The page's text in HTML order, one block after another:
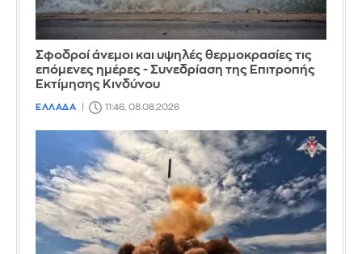
Σφοδροί άνεμοι και υψηλές θερμοκρασίες τις
επόμενες ημέρες - Συνεδρίαση της Επιτροπής
Εκτίμησης Κινδύνου
ΕΛΛΑΔΑ 11:46, 08.08.2026